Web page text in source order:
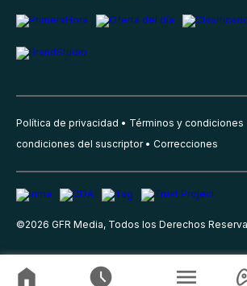
Política de privacidad Términos y condiciones
condiciones del suscriptor
Correcciones
©2026 GFR Media, Todos los Derechos